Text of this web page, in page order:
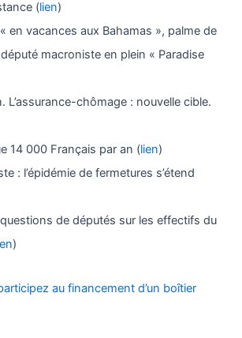
(lien)
en vacances aux Bahamas », palme de
député macroniste en plein « Paradise
L’assurance-chômage : nouvelle cible.
14 000 Français par an (lien)
: l’épidémie de fermetures s’étend
de députés sur les effectifs du
)
au financement d’un boîtier